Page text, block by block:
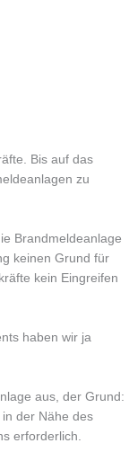
Bis auf das
zu
Brandmeldeanlage
keinen Grund für
kein Eingreifen
haben wir ja
aus, der Grund:
der Nähe des
erforderlich.